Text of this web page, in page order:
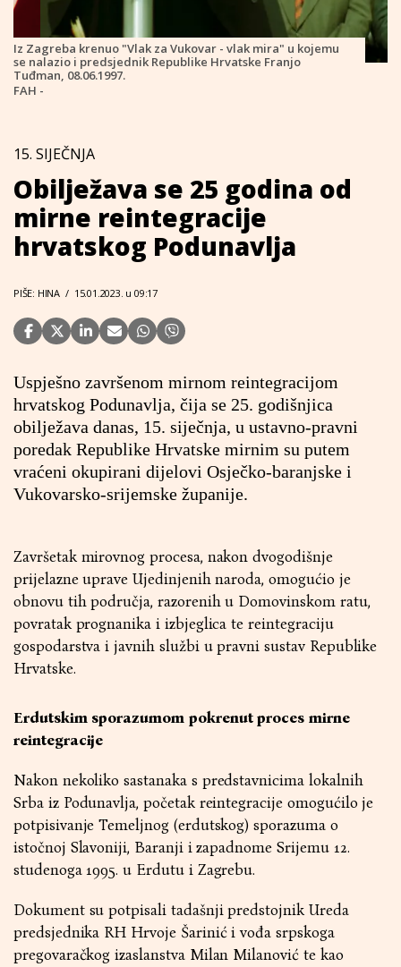
Iz Zagreba krenuo "Vlak za Vukovar - vlak mira" u kojemu
se nalazio i predsjednik Republike Hrvatske Franjo
Tuđman, 08.06.1997.
FAH -
15. SIJEČNJA
Obilježava se 25 godina od
mirne reintegracije
hrvatskog Podunavlja
PIŠE: HINA / 15.01.2023. u 09:17
Uspješno završenom mirnom reintegracijom
hrvatskog Podunavlja, čija se 25. godišnjica
obilježava danas, 15. siječnja, u ustavno-pravni
poredak Republike Hrvatske mirnim su putem
vraćeni okupirani dijelovi Osječko-baranjske i
Vukovarsko-srijemske županije.
Završetak mirovnog procesa, nakon dvogodišnje
prijelazne uprave Ujedinjenih naroda, omogućio je
obnovu tih područja, razorenih u Domovinskom ratu,
povratak prognanika i izbjeglica te reintegraciju
gospodarstva i javnih službi u pravni sustav Republike
Hrvatske.
Erdutskim sporazumom pokrenut proces mirne
reintegracije
Nakon nekoliko sastanaka s predstavnicima lokalnih
Srba iz Podunavlja, početak reintegracije omogućilo je
potpisivanje Temeljnog (erdutskog) sporazuma o
istočnoj Slavoniji, Baranji i zapadnome Srijemu 12.
studenoga 1995. u Erdutu i Zagrebu.
Dokument su potpisali tadašnji predstojnik Ureda
predsjednika RH Hrvoje Šarinić i vođa srpskoga
pregovaračkog izaslanstva Milan Milanović te kao